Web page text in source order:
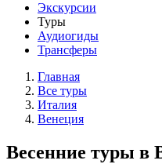
Экскурсии
Туры
Аудиогиды
Трансферы
Главная
Все туры
Италия
Венеция
Весенние туры в